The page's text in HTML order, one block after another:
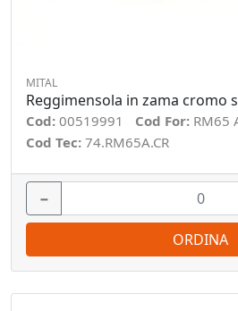
MITAL
Reggimensola in zama cromo
Cod: 00519991 Cod For: RM65
Cod Tec: 74.RM65A.CR
−
ORDINA